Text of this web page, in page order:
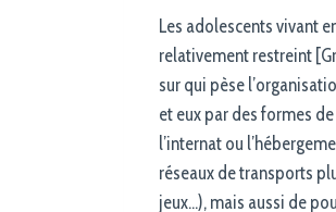
Les adolescents vivant
relativement restreint
sur qui pèse
et eux par des formes
l’internat ou
réseaux de transports
jeux…), mais aussi de